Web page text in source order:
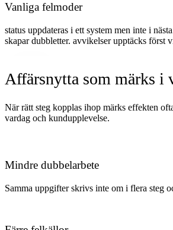
Vanliga felmoder
status uppdateras i ett system men inte i
skapar dubbletter. avvikelser upptäcks först
Affärsnytta som märks i
När rätt steg kopplas ihop märks effekten
vardag och kundupplevelse.
Mindre dubbelarbete
Samma uppgifter skrivs inte om i flera steg